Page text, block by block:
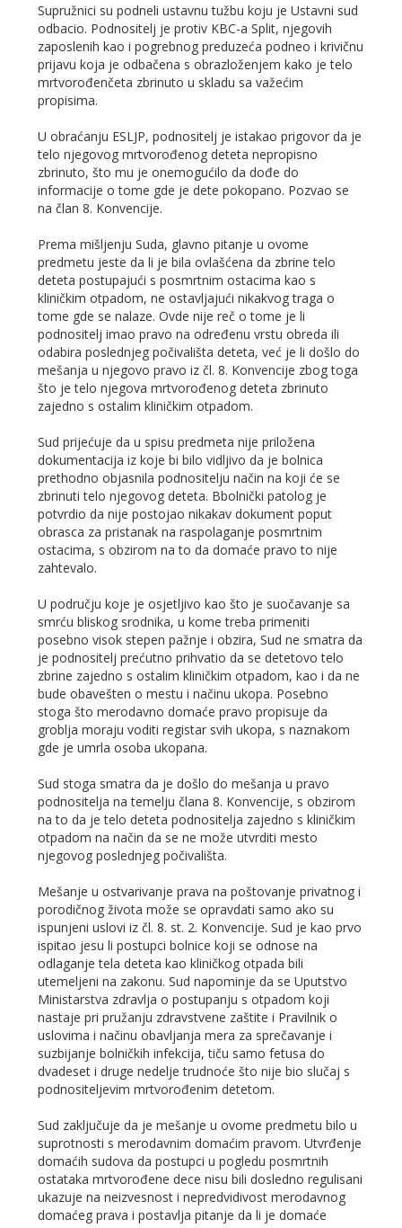
Supružnici su podneli ustavnu tužbu koju je Ustavni sud
odbacio. Podnositelj je protiv KBC-a Split, njegovih
zaposlenih kao i pogrebnog preduzeća podneo i krivičnu
prijavu koja je odbačena s obrazloženjem kako je telo
mrtvorođenčeta zbrinuto u skladu sa važećim
propisima.
U obraćanju ESLJP, podnositelj je istakao prigovor da je
telo njegovog mrtvorođenog deteta nepropisno
zbrinuto, što mu je onemogućilo da dođe do
informacije o tome gde je dete pokopano. Pozvao se
na član 8. Konvencije.
Prema mišljenju Suda, glavno pitanje u ovome
predmetu jeste da li je bila ovlašćena da zbrine telo
deteta postupajući s posmrtnim ostacima kao s
kliničkim otpadom, ne ostavljajući nikakvog traga o
tome gde se nalaze. Ovde nije reč o tome je li
podnositelj imao pravo na određenu vrstu obreda ili
odabira poslednjeg počivališta deteta, već je li došlo do
mešanja u njegovo pravo iz čl. 8. Konvencije zbog toga
što je telo njegova mrtvorođenog deteta zbrinuto
zajedno s ostalim kliničkim otpadom.
Sud prijećuje da u spisu predmeta nije priložena
dokumentacija iz koje bi bilo vidljivo da je bolnica
prethodno objasnila podnositelju način na koji će se
zbrinuti telo njegovog deteta. Bbolnički patolog je
potvrdio da nije postojao nikakav dokument poput
obrasca za pristanak na raspolaganje posmrtnim
ostacima, s obzirom na to da domaće pravo to nije
zahtevalo.
U području koje je osjetljivo kao što je suočavanje sa
smrću bliskog srodnika, u kome treba primeniti
posebno visok stepen pažnje i obzira, Sud ne smatra da
je podnositelj prećutno prihvatio da se detetovo telo
zbrine zajedno s ostalim kliničkim otpadom, kao i da ne
bude obavešten o mestu i načinu ukopa. Posebno
stoga što merodavno domaće pravo propisuje da
groblja moraju voditi registar svih ukopa, s naznakom
gde je umrla osoba ukopana.
Sud stoga smatra da je došlo do mešanja u pravo
podnositelja na temelju člana 8. Konvencije, s obzirom
na to da je telo deteta podnositelja zajedno s kliničkim
otpadom na način da se ne može utvrditi mesto
njegovog poslednjeg počivališta.
Mešanje u ostvarivanje prava na poštovanje privatnog i
porodičnog života može se opravdati samo ako su
ispunjeni uslovi iz čl. 8. st. 2. Konvencije. Sud je kao prvo
ispitao jesu li postupci bolnice koji se odnose na
odlaganje tela deteta kao kliničkog otpada bili
utemeljeni na zakonu. Sud napominje da se Uputstvo
Ministarstva zdravlja o postupanju s otpadom koji
nastaje pri pružanju zdravstvene zaštite i Pravilnik o
uslovima i načinu obavljanja mera za sprečavanje i
suzbijanje bolničkih infekcija, tiču samo fetusa do
dvadeset i druge nedelje trudnoće što nije bio slučaj s
podnositeljevim mrtvorođenim detetom.
Sud zaključuje da je mešanje u ovome predmetu bilo u
suprotnosti s merodavnim domaćim pravom. Utvrđenje
domaćih sudova da postupci u pogledu posmrtnih
ostataka mrtvorođene dece nisu bili dosledno regulisani
ukazuje na neizvesnost i nepredvidivost merodavnog
domaćeg prava i postavlja pitanje da li je domaće